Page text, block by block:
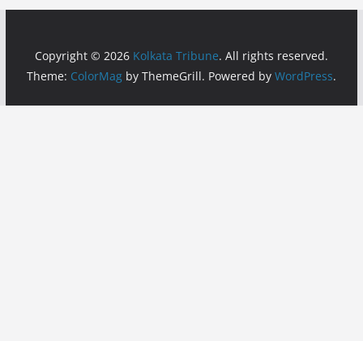
Copyright © 2026 Kolkata Tribune. All rights reserved.
Theme: ColorMagby ThemeGrill. Powered by WordPress.